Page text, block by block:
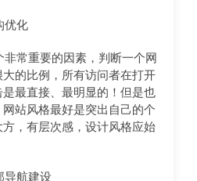
优化
非常重要的因素，判断一个网
的比例，所有访问者在打开
最直接、最明显的！但是也
站风格最好是突出自己的个
，有层次感，设计风格应始
导航建设